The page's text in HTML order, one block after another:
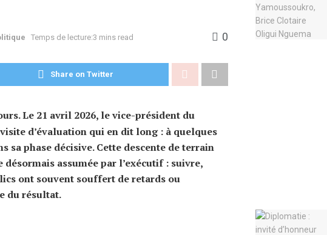
Temps de lecture:3 mins read 0
Share on Twitter
Le 21 avril 2026, le vice-président du
d’évaluation qui en dit long : à quelques
sa phase décisive. Cette descente de terrain
assumée par l’exécutif : suivre,
ont souvent souffert de retards ou
du résultat.